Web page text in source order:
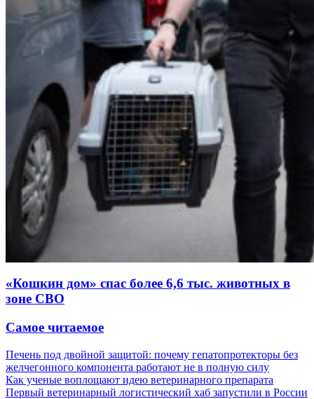
«Кошкин дом» спас более 6,6 тыс. животных в
зоне СВО
Самое читаемое
Печень под двойной защитой: почему гепатопротекторы без
желчегонного компонента работают не в полную силу
Как ученые воплощают идею ветеринарного препарата
Первый ветеринарный логистический хаб запустили в России